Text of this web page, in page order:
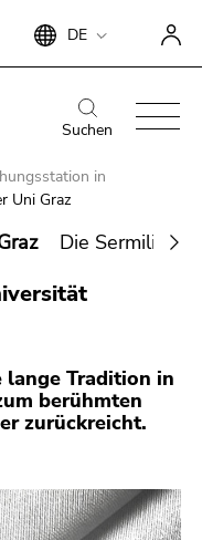
DE
die Uni
Suchen
in
Uni Graz
Die Sermilik-
lange Tradition in
berühmten
zurückreicht.